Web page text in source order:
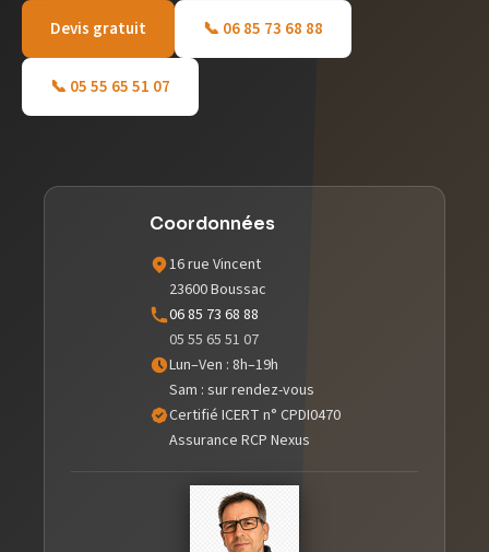
Devis gratuit 📞 06 85 73 68 88
📞 05 55 65 51 07
Coordonnées
16 rue Vincent
23600 Boussac
06 85 73 68 88
05 55 65 51 07
Lun–Ven : 8h–19h
Sam : sur rendez-vous
Certifié ICERT n° CPDI0470
Assurance RCP Nexus